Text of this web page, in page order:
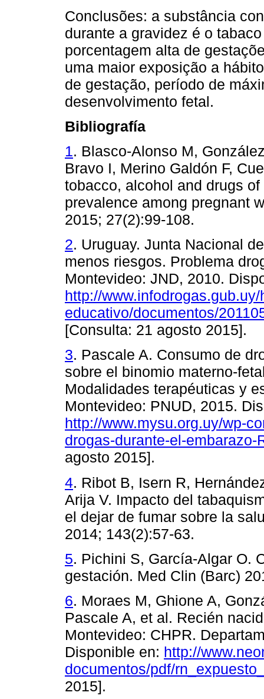
Conclusões: a substância
durante a gravidez é o
porcentagem alta de
uma maior exposição a
de gestação, período de
desenvolvimento fetal.
Bibliografía
1. Blasco-Alonso M,
Bravo I, Merino Galdón F,
tobacco, alcohol and drugs
prevalence among pregnant
2015; 27(2):99-108.
2. Uruguay. Junta Nacional
menos riesgos. Problema
Montevideo: JND, 2010.
http://
educativo/documentos/
[Consulta: 21 agosto 2015].
3. Pascale A. Consumo de
sobre el binomio materno-
Modalidades terapéuticas y
Montevideo: PNUD, 2015.
http://www.mysu.org.uy/wp-
drogas-durante-el-embarazo-
agosto 2015].
4. Ribot B, Isern R,
Arija V. Impacto del
el dejar de fumar sobre la
2014; 143(2):57-63.
5. Pichini S, García-Algar O.
gestación. Med Clin (Barc)
6. Moraes M, Ghione A,
Pascale A, et al. Recién
Montevideo: CHPR.
Disponible en: http://
documentos/pdf/
2015].